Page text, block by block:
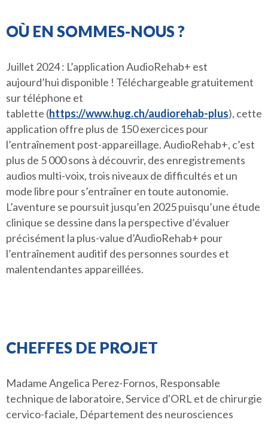
OÙ EN SOMMES-NOUS ?
Juillet 2024 : L’application AudioRehab+ est
aujourd’hui disponible ! Téléchargeable gratuitement
sur téléphone et
tablette (https://www.hug.ch/audiorehab-plus), cette
application offre plus de 150 exercices pour
l’entraînement post-appareillage. AudioRehab+, c’est
plus de 5 000 sons à découvrir, des enregistrements
audios multi-voix, trois niveaux de difficultés et un
mode libre pour s’entraîner en toute autonomie.
L’aventure se poursuit jusqu’en 2025 puisqu’une étude
clinique se dessine dans la perspective d’évaluer
précisément la plus-value d’AudioRehab+ pour
l’entraînement auditif des personnes sourdes et
malentendantes appareillées.
CHEFFES DE PROJET
Madame Angelica Perez-Fornos, Responsable
technique de laboratoire, Service d'ORL et de chirurgie
cervico-faciale, Département des neurosciences